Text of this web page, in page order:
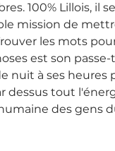
100% Lillois, il
mission de
les mots
est son
nuit à ses heures
dessus tout
des gens